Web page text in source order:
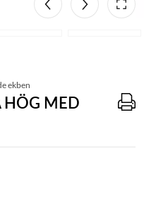
ekben
HÖG MED